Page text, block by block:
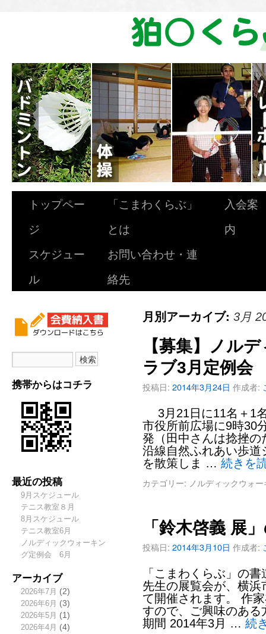
トップペー
ジ
「こまわくらぶ」
とは
入会案
内
スケジュー
ル
お問い合わせ・連
絡先
携帯からはコチラ
最近の投稿
9月スケジュール
テニス教室８月
8月スケジュール
テニス教室6月
ノルディックウォーキン
グ定例会 6月
アーカイブ
2026年7月 (2)
2026年6月 (3)
2026年5月 (1)
2026年4月 (4)
月別アーカイブ: 3月
【募集】ノル
ラブ3月定例会
投稿日: 2014年3月24日 作成者:
3月21日に11名＋1
市役所前広場に9時30
発（田中さんは捻挫
沿線自然ふれあい歩
を散策しま … 続きを
カテゴリー: ノルディックウォ
「鈴木啓義 展
投稿日: 2014年3月10日 作成者:
「こまわくらぶ」の
先生の展覧会が、横
て開催されます。 作
すので、ご興味のあ
期間 2014年3月 … 続